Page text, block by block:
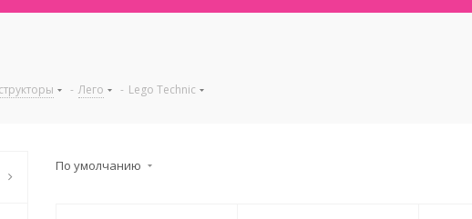
- Лего - Lego Technic
По умолчанию